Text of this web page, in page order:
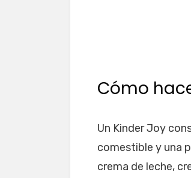
Cómo
Un Kinder Joy
comestible y una
crema de leche,